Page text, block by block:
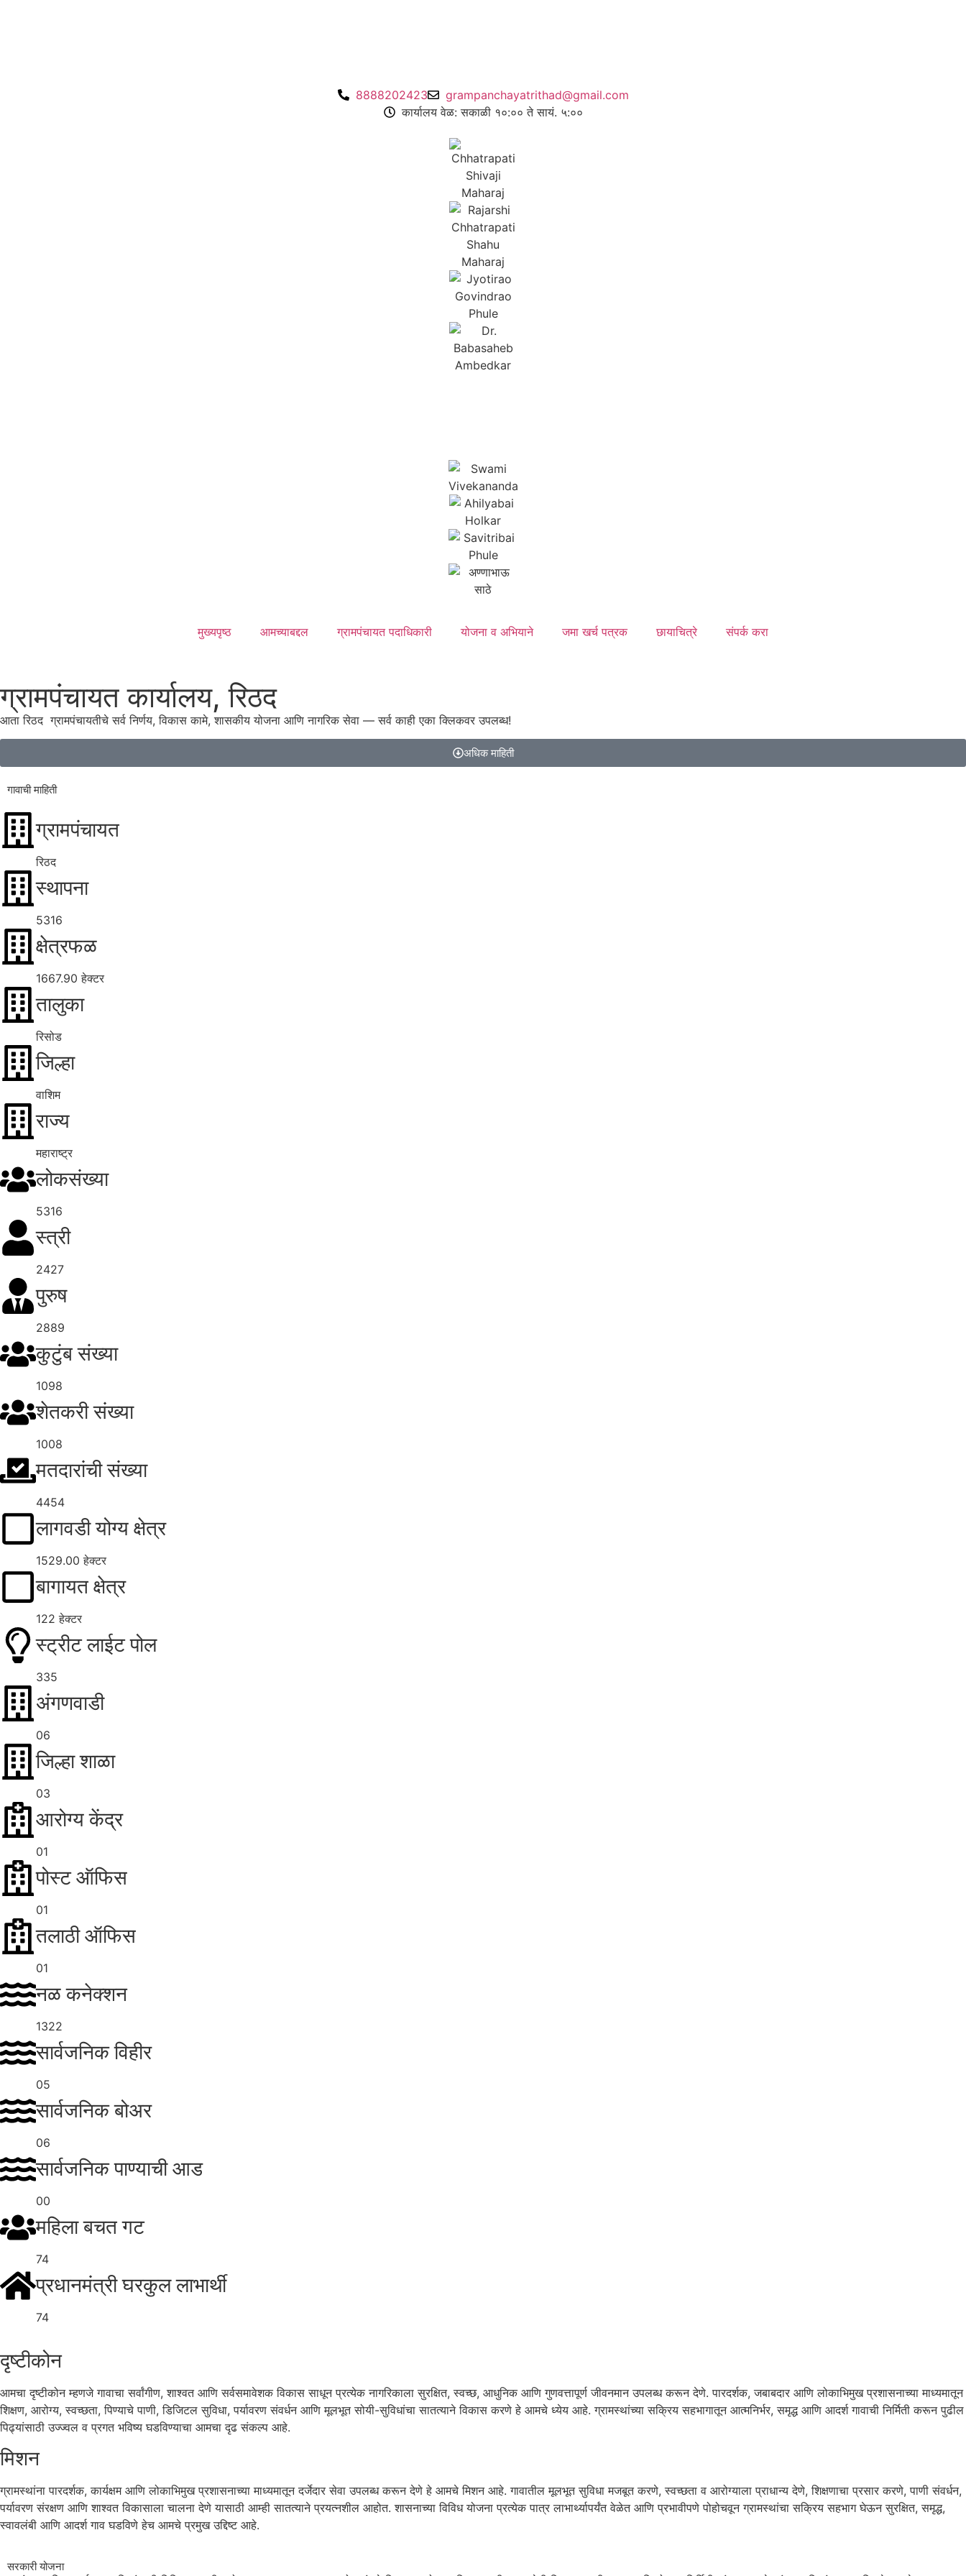
8888202423
grampanchayatrithad@gmail.com
कार्यालय वेळ: सकाळी १०:०० ते सायं. ५:००
मुख्यपृष्ठ आमच्याबद्दल ग्रामपंचायत पदाधिकारी योजना व अभियाने जमा खर्च पत्रक छायाचित्रे संपर्क करा
ग्रामपंचायत कार्यालय, रिठद
आता रिठद ग्रामपंचायतीचे सर्व निर्णय, विकास कामे, शासकीय योजना आणि नागरिक सेवा — सर्व काही एका क्लिकवर उपलब्ध!
अधिक माहिती
गावाची माहिती
ग्रामपंचायत
रिठद
स्थापना
5316
क्षेत्रफळ
1667.90 हेक्टर
तालुका
रिसोड
जिल्हा
वाशिम
राज्य
महाराष्ट्र
लोकसंख्या
5316
स्त्री
2427
पुरुष
2889
कुटुंब संख्या
1098
शेतकरी संख्या
1008
मतदारांची संख्या
4454
लागवडी योग्य क्षेत्र
1529.00 हेक्टर
बागायत क्षेत्र
122 हेक्टर
स्ट्रीट लाईट पोल
335
अंगणवाडी
06
जिल्हा शाळा
03
आरोग्य केंद्र
01
पोस्ट ऑफिस
01
तलाठी ऑफिस
01
नळ कनेक्शन
1322
सार्वजनिक विहीर
05
सार्वजनिक बोअर
06
सार्वजनिक पाण्याची आड
00
महिला बचत गट
74
प्रधानमंत्री घरकुल लाभार्थी
74
दृष्टीकोन
आमचा दृष्टीकोन म्हणजे गावाचा सर्वांगीण, शाश्वत आणि सर्वसमावेशक विकास साधून प्रत्येक नागरिकाला सुरक्षित, स्वच्छ, आधुनिक आणि गुणवत्तापूर्ण जीवनमान उपलब्ध करून देणे. पारदर्शक, जबाबदार आणि लोकाभिमुख प्रशासनाच्या माध्यमातून
शिक्षण, आरोग्य, स्वच्छता, पिण्याचे पाणी, डिजिटल सुविधा, पर्यावरण संवर्धन आणि मूलभूत सोयी-सुविधांचा सातत्याने विकास करणे हे आमचे ध्येय आहे. ग्रामस्थांच्या सक्रिय सहभागातून आत्मनिर्भर, समृद्ध आणि आदर्श गावाची निर्मिती करून पुढील
पिढ्यांसाठी उज्ज्वल व प्रगत भविष्य घडविण्याचा आमचा दृढ संकल्प आहे.
मिशन
ग्रामस्थांना पारदर्शक, कार्यक्षम आणि लोकाभिमुख प्रशासनाच्या माध्यमातून दर्जेदार सेवा उपलब्ध करून देणे हे आमचे मिशन आहे. गावातील मूलभूत सुविधा मजबूत करणे, स्वच्छता व आरोग्याला प्राधान्य देणे, शिक्षणाचा प्रसार करणे, पाणी संवर्धन,
पर्यावरण संरक्षण आणि शाश्वत विकासाला चालना देणे यासाठी आम्ही सातत्याने प्रयत्नशील आहोत. शासनाच्या विविध योजना प्रत्येक पात्र लाभार्थ्यापर्यंत वेळेत आणि प्रभावीपणे पोहोचवून ग्रामस्थांचा सक्रिय सहभाग घेऊन सुरक्षित, समृद्ध,
स्वावलंबी आणि आदर्श गाव घडविणे हेच आमचे प्रमुख उद्दिष्ट आहे.
सरकारी योजना